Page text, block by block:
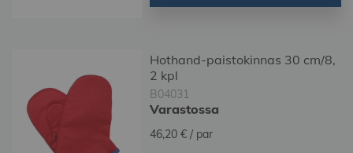
Hothand-paistokinnas 30 cm/8,
2 kpl
B04031
Varastossa
46,20 € / par